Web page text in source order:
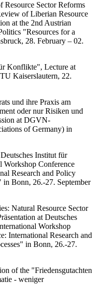
Resource Sector Reforms
of Liberian Resource
at the 2nd Austrian
"Resources for a
28. February – 02.
Konflikte", Lecture at
Kaiserslautern, 22.
und ihre Praxis am
oder nur Risiken und
at DGVN-
of Germany) in
Institut für
Conference
Research and Policy
in Bonn, 26.-27. September
Natural Resource Sector
at Deutsches
Workshop
International Research and
in Bonn, 26.-27.
of the "Friedensgutachten
- weniger